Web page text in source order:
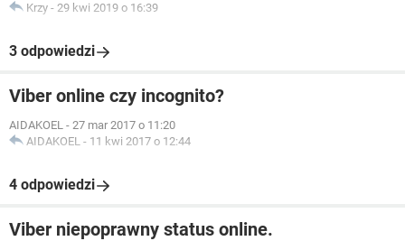
Krzy - 29 kwi 2019 o 16:39
3 odpowiedzi
Viber online czy incognito?
AIDAKOEL - 27 mar 2017 o 11:20
AIDAKOEL - 11 kwi 2017 o 12:44
4 odpowiedzi
Viber niepoprawny status online.